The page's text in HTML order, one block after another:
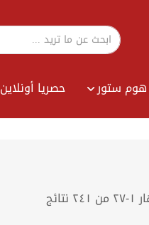
ستور حصريا أونلاين
١-٢٧ من ٢٤١ نتائج